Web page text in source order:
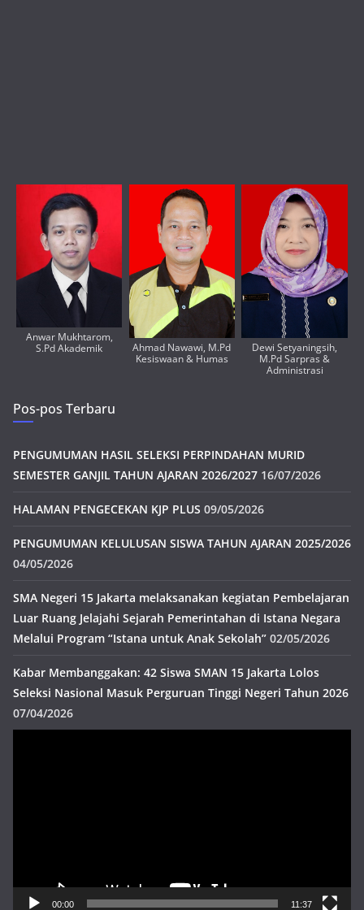
Anwar Mukhtarom,
S.Pd Akademik
Ahmad Nawawi, M.Pd
Kesiswaan & Humas
Dewi Setyaningsih,
M.Pd Sarpras &
Administrasi
Pos-pos Terbaru
PENGUMUMAN HASIL SELEKSI PERPINDAHAN MURID
SEMESTER GANJIL TAHUN AJARAN 2026/2027 16/07/2026
HALAMAN PENGECEKAN KJP PLUS 09/05/2026
PENGUMUMAN KELULUSAN SISWA TAHUN AJARAN 2025/2026
04/05/2026
SMA Negeri 15 Jakarta melaksanakan kegiatan Pembelajaran
Luar Ruang Jelajahi Sejarah Pemerintahan di Istana Negara
Melalui Program “Istana untuk Anak Sekolah” 02/05/2026
Kabar Membanggakan: 42 Siswa SMAN 15 Jakarta Lolos
Seleksi Nasional Masuk Perguruan Tinggi Negeri Tahun 2026
07/04/2026
00:00 11:37